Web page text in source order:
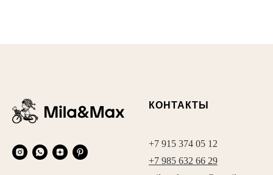
КОНТАКТЫ
+7 915 374 05 12
+7 985 632 66 29